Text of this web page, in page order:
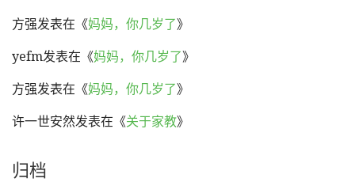
方强发表在《妈妈，你几岁了》
yefm发表在《妈妈，你几岁了》
方强发表在《妈妈，你几岁了》
许一世安然发表在《关于家教》
归档